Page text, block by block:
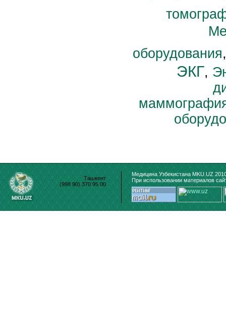
оборудования
ЭКГ,
Ташкент
(998 90) 370 95 00
Медицина Узбекистана MKU.UZ
При использовании материалов